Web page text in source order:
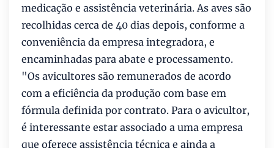
medicação e assistência veterinária. As aves são
recolhidas cerca de 40 dias depois, conforme a
conveniência da empresa integradora, e
encaminhadas para abate e processamento.
"Os avicultores são remunerados de acordo
com a eficiência da produção com base em
fórmula definida por contrato. Para o avicultor,
é interessante estar associado a uma empresa
que oferece assistência técnica e ainda a